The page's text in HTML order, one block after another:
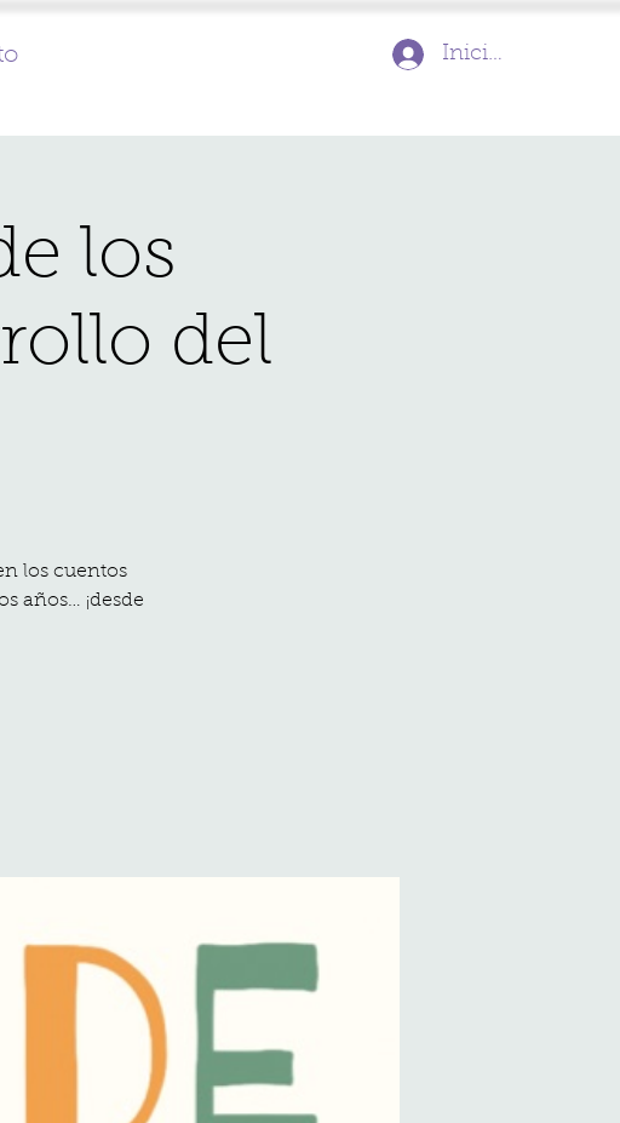
Inicia la sessió
los
del
los cuentos
años… ¡desde